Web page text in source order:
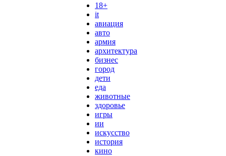
18+
it
авиация
авто
армия
архитектура
бизнес
город
дети
еда
животные
здоровье
игры
ии
искусство
история
кино